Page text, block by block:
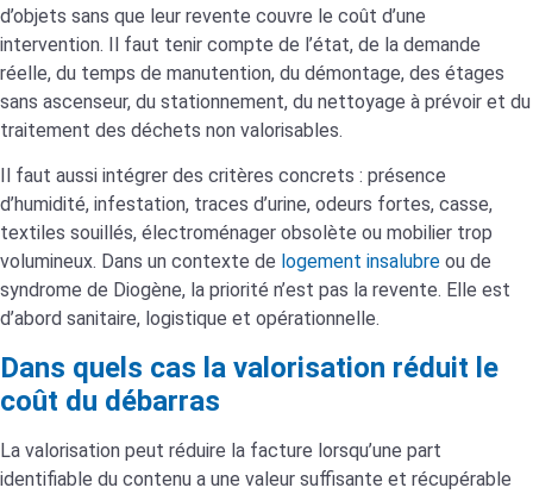
d’objets sans que leur revente couvre le coût d’une
intervention. Il faut tenir compte de l’état, de la demande
réelle, du temps de manutention, du démontage, des étages
sans ascenseur, du stationnement, du nettoyage à prévoir et du
traitement des déchets non valorisables.
Il faut aussi intégrer des critères concrets : présence
d’humidité, infestation, traces d’urine, odeurs fortes, casse,
textiles souillés, électroménager obsolète ou mobilier trop
volumineux. Dans un contexte de logement insalubre ou de
syndrome de Diogène, la priorité n’est pas la revente. Elle est
d’abord sanitaire, logistique et opérationnelle.
Dans quels cas la valorisation réduit le
coût du débarras
La valorisation peut réduire la facture lorsqu’une part
identifiable du contenu a une valeur suffisante et récupérable